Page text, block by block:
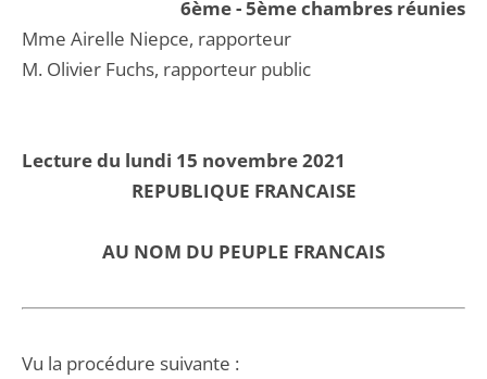
6ème - 5ème chambres réunies
Mme Airelle Niepce, rapporteur
M. Olivier Fuchs, rapporteur public
Lecture du lundi 15 novembre 2021
REPUBLIQUE FRANCAISE
AU NOM DU PEUPLE FRANCAIS
Vu la procédure suivante :